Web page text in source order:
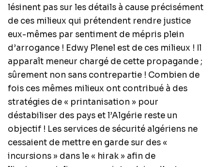
lésinent pas sur les détails à cause précisément
de ces milieux qui prétendent rendre justice
eux-mêmes par sentiment de mépris plein
d’arrogance ! Edwy Plenel est de ces milieux ! Il
apparaît meneur chargé de cette propagande ;
sûrement non sans contrepartie ! Combien de
fois ces mêmes milieux ont contribué à des
stratégies de « printanisation » pour
déstabiliser des pays et l’Algérie reste un
objectif ! Les services de sécurité algériens ne
cessaient de mettre en garde sur des «
incursions » dans le « hirak » afin de